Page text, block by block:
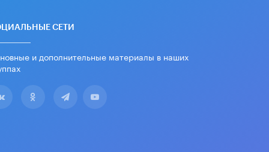
СЕТИ
и дополнительные материалы в наших